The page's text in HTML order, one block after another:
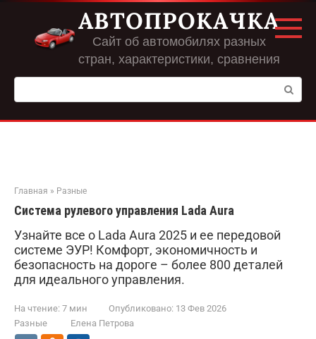
Перейти
контенту
АВТОПРОКАЧКА
Сайт об автомобилях разных
стран, характеристики, сравнения
Поиск:
Главная » Разные
Система рулевого управления Lada Aura
Узнайте все о Lada Aura 2025 и ее передовой
системе ЭУР! Комфорт, экономичность и
безопасность на дороге – более 800 деталей
для идеального управления.
На чтение: 7 мин Опубликовано: 13 Фев 2026
Разные
Елена Петрова